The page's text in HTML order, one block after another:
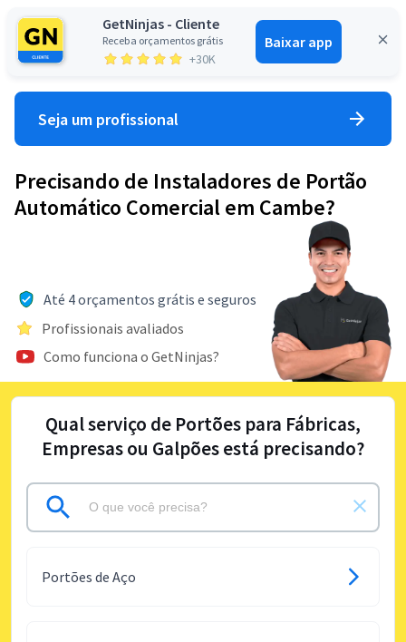
GetNinjas - Cliente
Receba orçamentos grátis
+30K
Baixar app
Entrar
Seja um profissional
Precisando de Instaladores de Portão
Automático Comercial em Cambe?
Até 4 orçamentos grátis e seguros
Profissionais avaliados
Como funciona o GetNinjas?
Qual serviço de Portões para Fábricas,
Empresas ou Galpões está precisando?
Portões de Aço